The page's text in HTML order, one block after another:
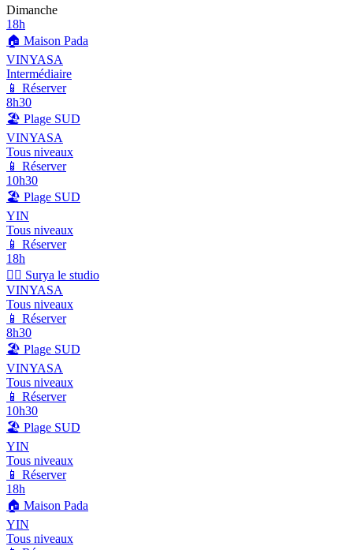
Dimanche
18h
🏠 Maison Pada
VINYASA
Intermédiaire
📱 Réserver
8h30
🏖️ Plage SUD
VINYASA
Tous niveaux
📱 Réserver
10h30
🏖️ Plage SUD
YIN
Tous niveaux
📱 Réserver
18h
🏄‍♀️ Surya le studio
VINYASA
Tous niveaux
📱 Réserver
8h30
🏖️ Plage SUD
VINYASA
Tous niveaux
📱 Réserver
10h30
🏖️ Plage SUD
YIN
Tous niveaux
📱 Réserver
18h
🏠 Maison Pada
YIN
Tous niveaux